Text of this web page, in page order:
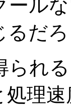
ール
るだ
られ
処